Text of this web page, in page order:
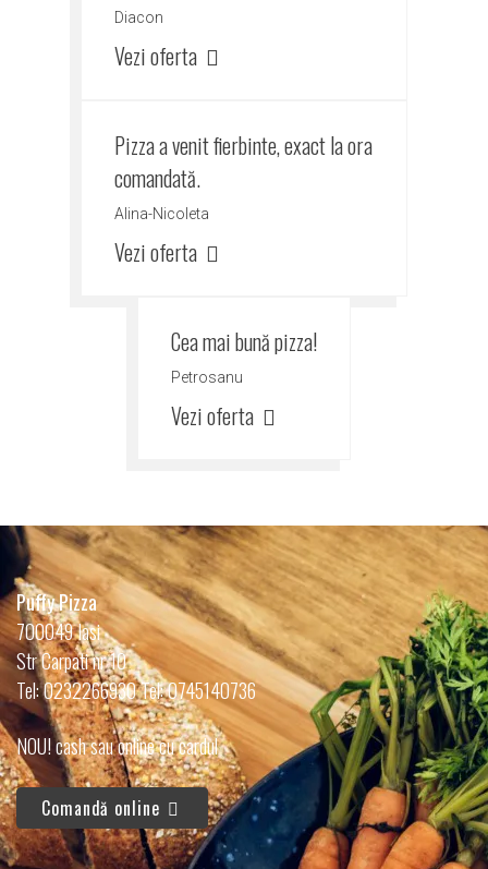
Diacon
Vezi oferta
Pizza a venit fierbinte, exact la ora
comandată.
Alina-Nicoleta
Vezi oferta
Cea mai bună pizza!
Petrosanu
Vezi oferta
Puffy Pizza
700049 Iasi
Str Carpati nr 10
Tel: 0232266930 Tel: 0745140736
NOU! cash sau online cu cardul
Comandă online